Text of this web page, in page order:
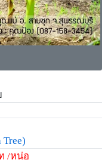
Tree)
/หน่อ